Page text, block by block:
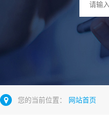
您的当前位置： 网站首页